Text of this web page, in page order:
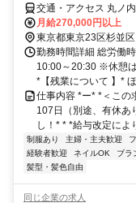
交通・アクセス 丸ノ
月給270,000円以上
東京都東京23区杉並区
勤務時間詳細 総労働
10:00～20:30 ※休憩
*【残業について 】*
仕事内容 *ー* *＜この
107日（別途、有休あ
し！* * *給与改定によ
制服あり 主婦・主夫歓迎
経験者歓迎
ネイルOK ブラ
髪型・髪色自由
同じ企業の求人